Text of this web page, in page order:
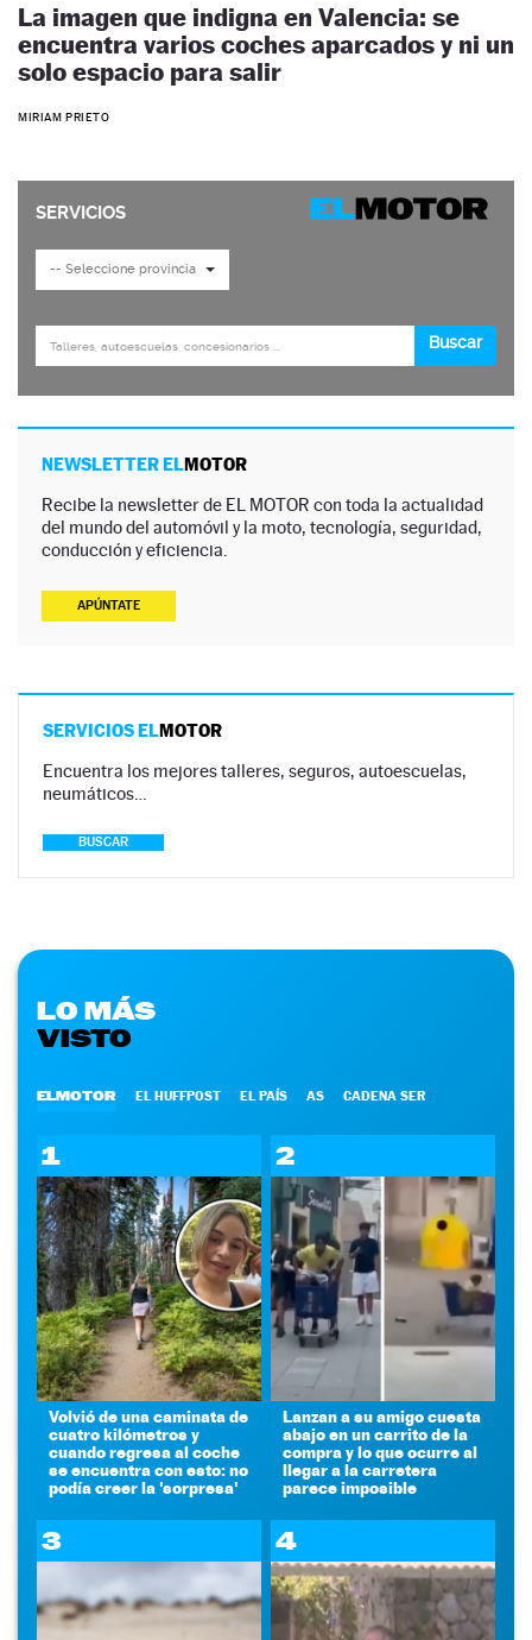
La imagen que indigna en Valencia: se
encuentra varios coches aparcados y ni un
solo espacio para salir
MIRIAM PRIETO
NEWSLETTER ELMOTOR
Recibe la newsletter de EL MOTOR con toda la actualidad
del mundo del automóvil y la moto, tecnología, seguridad,
conducción y eficiencia.
APÚNTATE
SERVICIOS ELMOTOR
Encuentra los mejores talleres, seguros, autoescuelas,
neumáticos…
BUSCAR
LO MÁS
VISTO
ELMOTOR EL HUFFPOST EL PAÍS AS CADENA SER
1
Volvió de una caminata de
cuatro kilómetros y
cuando regresa al coche
se encuentra con esto: no
podía creer la 'sorpresa'
2
Lanzan a su amigo cuesta
abajo en un carrito de la
compra y lo que ocurre al
llegar a la carretera
parece imposible
3 4